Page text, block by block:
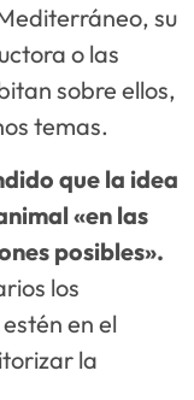
su
o las
sobre ellos,
temas.
que la idea
«en las
posibles».
los
en el
la